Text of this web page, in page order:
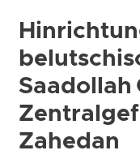
Saadollah
Zahedan